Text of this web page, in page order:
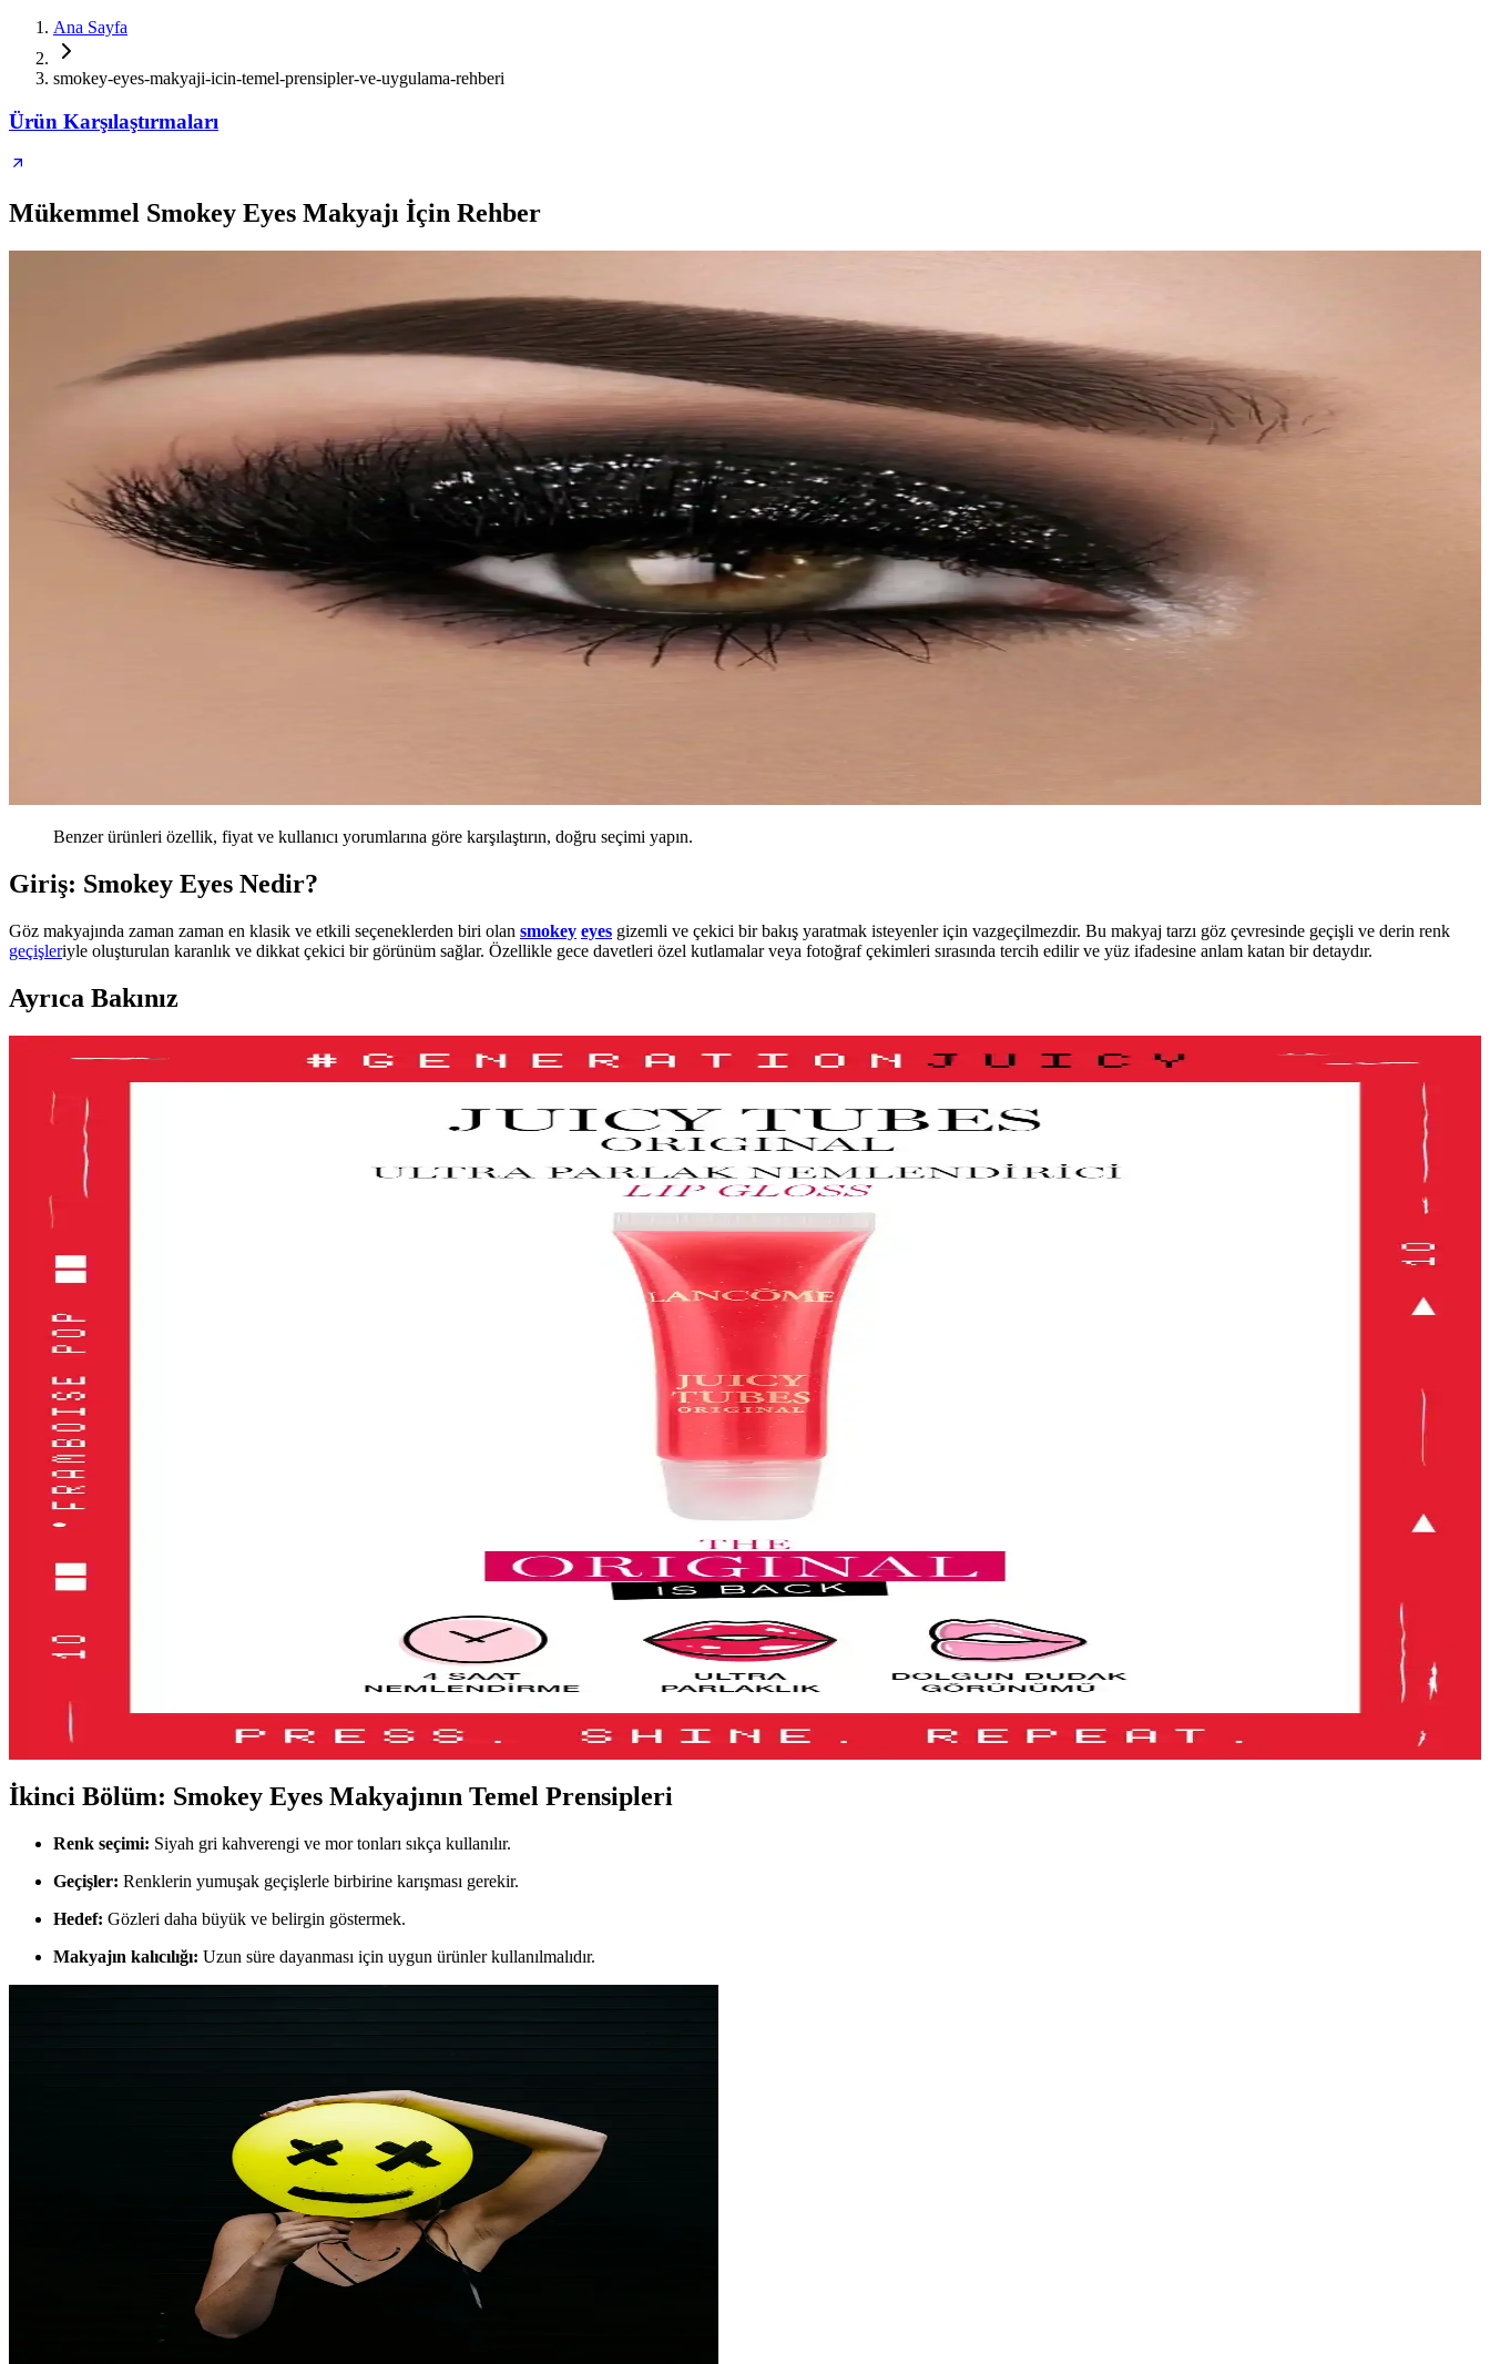
Ana Sayfa
smokey-eyes-makyaji-icin-temel-prensipler-ve-uygulama-rehberi
Ürün Karşılaştırmaları
Mükemmel Smokey Eyes Makyajı İçin Rehber
Benzer ürünleri özellik, fiyat ve kullanıcı yorumlarına göre karşılaştırın, doğru seçimi yapın.
Giriş: Smokey Eyes Nedir?
Göz makyajında zaman zaman en klasik ve etkili seçeneklerden biri olan smokey eyes gizemli ve çekici bir bakış yaratmak isteyenler için vazgeçilmezdir. Bu makyaj tarzı göz çevresinde geçişli ve derin renk
geçişleriyle oluşturulan karanlık ve dikkat çekici bir görünüm sağlar. Özellikle gece davetleri özel kutlamalar veya fotoğraf çekimleri sırasında tercih edilir ve yüz ifadesine anlam katan bir detaydır.
Ayrıca Bakınız
Le Mabelle Altın Pembe Beyaz Glitter Simli Kız Çocuk Jel Farı Pratik ve Işıltılı Göz Makyajı Deneyimi
Le Mabelle'nin pembe, altın ve beyaz tonlarındaki jel farı, kolay uygulama ve parlaklık sağlar. Çocuklar için uygun, pratik ve eğlenceli göz makyajı seçeneği sunar.
Gri ve Akınca Renklerinin Kozmetik ve Makyajda Kullanımı ve Uygulama İpuçları
Gri ve akınca renkleri, makyajda şıklık ve doğal görünüm sağlar. Uygulama teknikleri ve renk uyumu ile farklı tarzlar yakalayabilirsiniz.
Alerji Dostu ve Doğal Makyaj Ürünleri: Güvenle Kullanabileceğiniz En İyi Seçenekler
Alerji dostu ve doğal makyaj ürünleri, hassas ciltler için güvenli, çevre dostu ve dermatolojik testlerden geçmiş seçenekler sunar. Doğru ürün seçimiyle güzelliğinizi koruyabilirsiniz.
Kiko Milano Unlımıted Double Touch Likit Ruj: Uzun Süre Kalıcı ve Şık Dudaklar
Kiko Milano'nun Unlımıted Double Touch serisi, yüksek pigmentasyon ve uzun süre kalıcılık sunan iki aşamalı likit ruj koleksiyonudur. Doğal ve şık görünüm için ideal seçenekler içerir.
2024 Yılında En İyi Far Paletleri: Renk ve Kalitenin Buluşması
2024'te öne çıkan yüksek pigmentasyon ve geniş renk seçenekleriyle en iyi far paletleri, kalıcılık ve çok yönlülük sunarak makyajda fark yaratmanızı sağlar.
KIKO Unlimited Blush: Doğal Görünüm İçin Kalıcı ve Hafif Allık Seçeneği
KIKO'nun Unlimited Blush allığı, kalıcı, hafif ve doğal görünüm sağlayan pembe tonlarıyla günlük makyajda ideal, pratik ve uygun fiyatlı bir seçenek.
2016'dan Günümüze Asya Makyaj Trendlerinin Değişimi ve Güncel Stil Yaklaşımları
2016'dan günümüze Asya makyaj trendleri, parlak renklerden doğal tonlara ve belirgin uygulamalara evrildi. Dudak, göz ve cilt makyajındaki değişimler detaylı şekilde incelenmektedir.
Lancome Juicy Tubes Nemlendirici Lip Gloss İncelemesi ve Kullanıcı Deneyimleri
Lancome Juicy Tubes, 20 yılı aşkın süredir popüler olan, parlaklık ve dolgunluk sağlayan, mor renk seçeneğiyle dudaklara canlılık katan nemlendirici lip gloss ürünüdür. Kullanımı kolay ve taşınabilir tasarımıyla
öne çıkar.
İkinci Bölüm: Smokey Eyes Makyajının Temel Prensipleri
Renk seçimi: Siyah gri kahverengi ve mor tonları sıkça kullanılır.
Geçişler: Renklerin yumuşak geçişlerle birbirine karışması gerekir.
Hedef: Gözleri daha büyük ve belirgin göstermek.
Makyajın kalıcılığı: Uzun süre dayanması için uygun ürünler kullanılmalıdır.